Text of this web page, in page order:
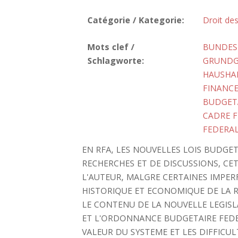
Catégorie / Kategorie: Droit
Mots clef /
Schlagworte:
CADRE
EN RFA, LES NOUVELLES LOIS
RECHERCHES ET DE DISCUSSIONS,
L'AUTEUR, MALGRE CERTAINES
HISTORIQUE ET ECONOMIQUE DE LA
LE CONTENU DE LA NOUVELLE
ET L'ORDONNANCE BUDGETAIRE
VALEUR DU SYSTEME ET LES